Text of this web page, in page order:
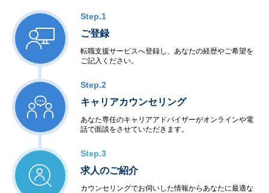
Step.1
ご登録
転職支援サービスへ登録し、あなたの経歴やご希望を
ご記入ください。
Step.2
キャリアカウンセリング
あなた専任のキャリアアドバイザーがオンラインや電
話で面談をさせていただきます。
Step.3
求人のご紹介
カウンセリングでお伺いした情報からあなたに最適な